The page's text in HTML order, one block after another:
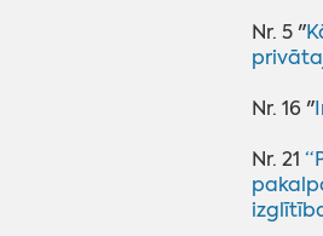
Nr. 5 "
Nr. 16 "
‌Nr. 21